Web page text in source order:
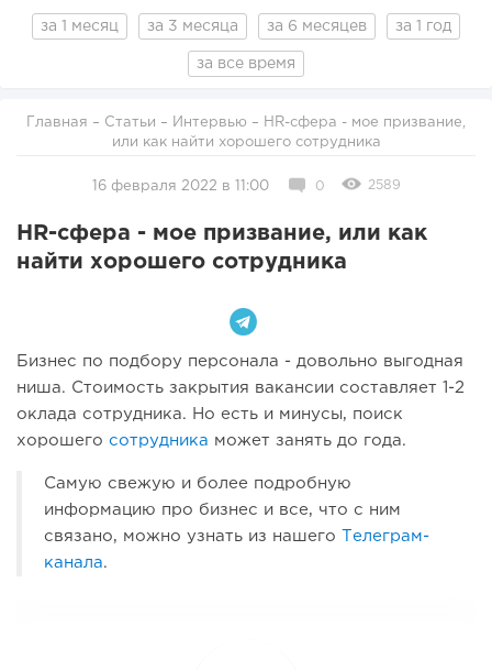
за 1 месяц за 3 месяца за 6 месяцев за 1 год
за все время
Главная – Статьи – Интервью
или как найти хорошего сотрудника
16 февраля 2022 в 11:00 0 2589
HR-сфера - мое призвание, или как
найти хорошего сотрудника
Бизнес по подбору персонала - довольно выгодная
ниша. Стоимость закрытия вакансии составляет 1-2
оклада сотрудника. Но есть и минусы, поиск
хорошего сотрудника может занять до года.
Самую свежую и более подробную
информацию про бизнес и все, что с ним
связано, можно узнать из нашего
Телеграм-
канала.